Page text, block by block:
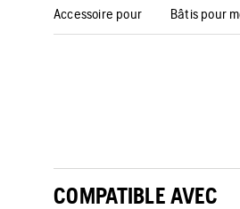
Accessoire pour Bâtis pour
COMPATIBLE AVEC